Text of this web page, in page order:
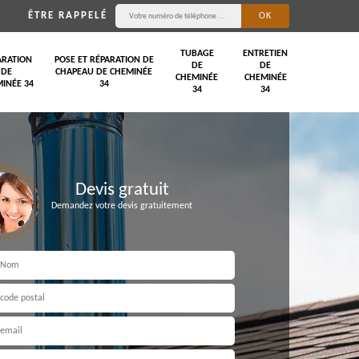
ÊTRE RAPPELÉ
DE
34
POSE ET RÉPARATION DE
CHAPEAU DE CHEMINÉE
34
TUBAGE
DE
CHEMINÉE
34
ENTRETIEN
DE
CHEMINÉE
34
Devis gratuit
Demandez votre devis gratuitement